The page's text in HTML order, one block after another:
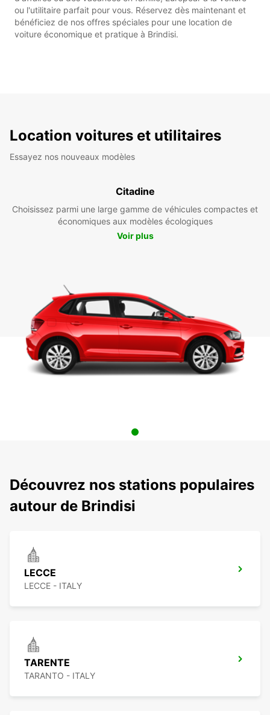
ou l'utilitaire parfait pour vous. Réservez dès maintenant et
bénéficiez de nos offres spéciales pour une location de
voiture économique et pratique à Brindisi.
Location voitures et utilitaires
Essayez nos nouveaux modèles
Citadine
Choisissez parmi une large gamme de véhicules compactes et
économiques aux modèles écologiques
Voir plus
Découvrez nos stations populaires
autour de Brindisi
LECCE
LECCE - ITALY
TARENTE
TARANTO - ITALY